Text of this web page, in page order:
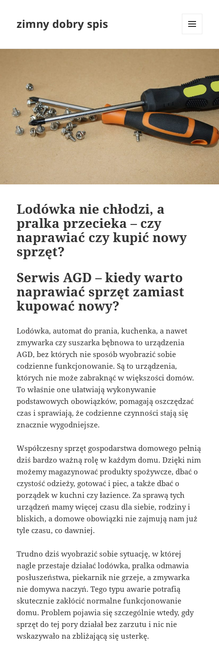
zimny dobry spis
Lodówka nie chłodzi, a
pralka przecieka – czy
naprawiać czy kupić nowy
sprzęt?
Serwis AGD – kiedy warto
naprawiać sprzęt zamiast
kupować nowy?
Lodówka, automat do prania, kuchenka, a nawet
zmywarka czy suszarka bębnowa to urządzenia
AGD, bez których nie sposób wyobrazić sobie
codzienne funkcjonowanie. Są to urządzenia,
których nie może zabraknąć w większości domów.
To właśnie one ułatwiają wykonywanie
podstawowych obowiązków, pomagają oszczędzać
czas i sprawiają, że codzienne czynności stają się
znacznie wygodniejsze.
Współczesny sprzęt gospodarstwa domowego pełnią
dziś bardzo ważną rolę w każdym domu. Dzięki nim
możemy magazynować produkty spożywcze, dbać o
czystość odzieży, gotować i piec, a także dbać o
porządek w kuchni czy łazience. Za sprawą tych
urządzeń mamy więcej czasu dla siebie, rodziny i
bliskich, a domowe obowiązki nie zajmują nam już
tyle czasu, co dawniej.
Trudno dziś wyobrazić sobie sytuację, w której
nagle przestaje działać lodówka, pralka odmawia
posłuszeństwa, piekarnik nie grzeje, a zmywarka
nie domywa naczyń. Tego typu awarie potrafią
skutecznie zakłócić normalne funkcjonowanie
domu. Problem pojawia się szczególnie wtedy, gdy
sprzęt do tej pory działał bez zarzutu i nic nie
wskazywało na zbliżającą się usterkę.